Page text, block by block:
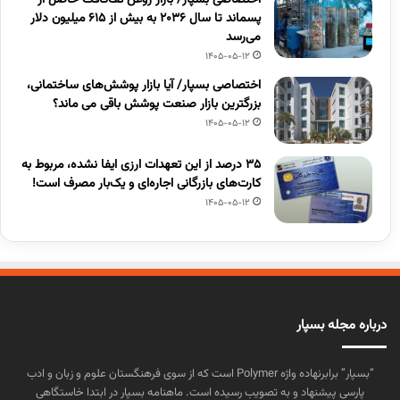
پسماند تا سال ۲۰۳۶ به بیش از ۶۱۵ میلیون دلار
می‌رسد
1405-05-12
اختصاصی بسپار/ آیا بازار پوشش‌های ساختمانی،
بزرگترین بازار صنعت پوشش باقی می ماند؟
1405-05-12
۳۵ درصد از این تعهدات ارزی ایفا نشده، مربوط به
کارت‌های بازرگانی اجاره‌ای و یک‌بار مصرف است!
1405-05-12
درباره مجله بسپار
“بسپار” برابرنهاده واژه Polymer است که از سوی فرهنگستان علوم و زبان و ادب
پارسی پیشنهاد و به تصویب رسیده است. ماهنامه بسپار در ابتدا خاستگاهی